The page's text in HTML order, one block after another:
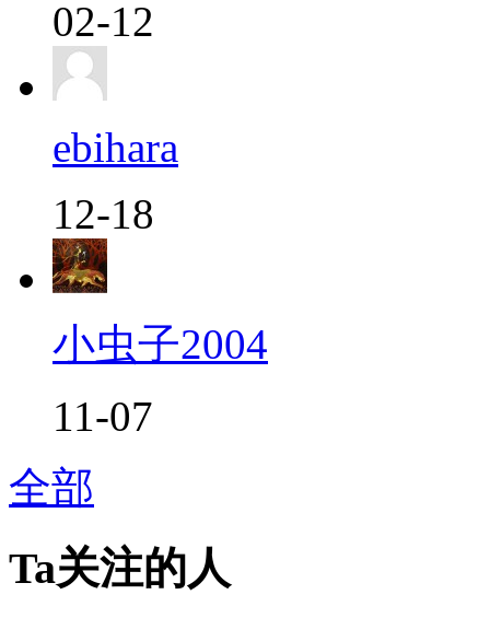
02-12
ebihara
12-18
小虫子2004
11-07
全部
Ta关注的人